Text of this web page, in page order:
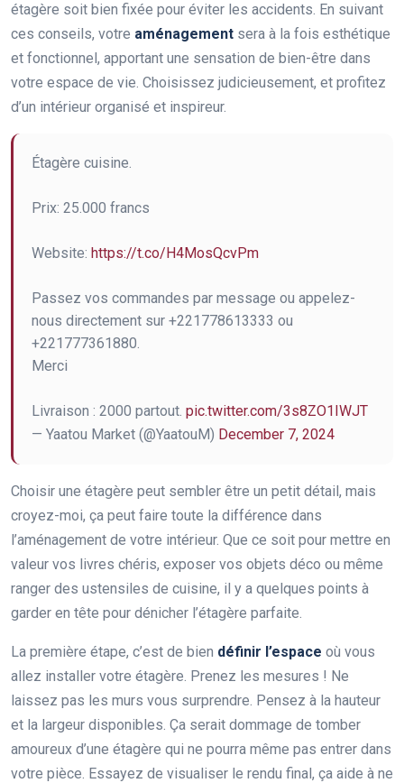
étagère soit bien fixée pour éviter les accidents. En suivant
ces conseils, votre aménagement sera à la fois esthétique
et fonctionnel, apportant une sensation de bien-être dans
votre espace de vie. Choisissez judicieusement, et profitez
d’un intérieur organisé et inspireur.
Étagère cuisine.
Prix: 25.000 francs
Website: https://t.co/H4MosQcvPm
Passez vos commandes par message ou appelez-
nous directement sur +221778613333 ou
+221777361880.
Merci
Livraison : 2000 partout. pic.twitter.com/3s8ZO1IWJT
— Yaatou Market (@YaatouM) December 7, 2024
Choisir une étagère peut sembler être un petit détail, mais
croyez-moi, ça peut faire toute la différence dans
l’aménagement de votre intérieur. Que ce soit pour mettre en
valeur vos livres chéris, exposer vos objets déco ou même
ranger des ustensiles de cuisine, il y a quelques points à
garder en tête pour dénicher l’étagère parfaite.
La première étape, c’est de bien définir l’espace où vous
allez installer votre étagère. Prenez les mesures ! Ne
laissez pas les murs vous surprendre. Pensez à la hauteur
et la largeur disponibles. Ça serait dommage de tomber
amoureux d’une étagère qui ne pourra même pas entrer dans
votre pièce. Essayez de visualiser le rendu final, ça aide à ne